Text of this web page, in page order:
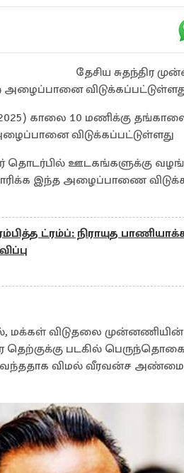
தேசிய சுதந்திர
காலை 10 மணிக்கு
விடுக்கப்பட்டுள்ளது
தொடர்பில் ஊடகங்களுக்கு
இந்த அழைப்பாணை
ட்ரம்ப்: நிராயுத
மக்கள் விடுதலை முன்னணியின்
படகில்
விமல் வீரவன்ச